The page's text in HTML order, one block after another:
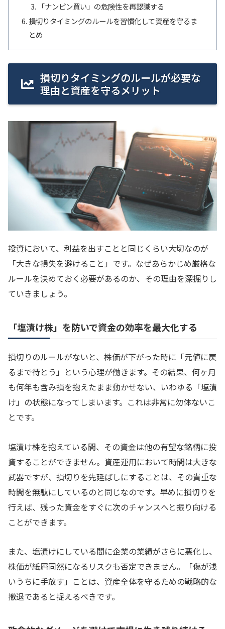
「ナンピン買い」の危険性を再認識する
損切りタイミングのルールを習慣化して資産を守るま
とめ
損切りタイミングのルールが必要な
理由と資産を守るメリット
投資において、利益を出すことと同じくらい大切なのが
「大きな損失を避けること」です。なぜあらかじめ厳格な
ルールを決めておく必要があるのか、その理由を深掘りし
ていきましょう。
「塩漬け株」を防いで資金の効率を最大化する
損切りのルールがないと、株価が下がった時に「元値に戻
るまで待とう」という心理が働きます。その結果、何ヶ月
も何年も含み損を抱えたまま動かせない、いわゆる「塩漬
け」の状態になってしまいます。これは非常に勿体ないこ
とです。
塩漬け株を抱えている間、その資金は他の有望な銘柄に投
資することができません。資産運用において時間は大きな
武器ですが、損切りを先延ばしにすることは、その貴重な
時間を無駄にしているのと同じなのです。早めに損切りを
行えば、残った資金をすぐに次のチャンスへと振り向ける
ことができます。
また、塩漬けにしている間に企業の業績がさらに悪化し、
株価が紙屑同然になるリスクも否定できません。「傷が浅
いうちに手放す」ことは、資産全体を守るための戦略的な
撤退であると捉えるべきです。